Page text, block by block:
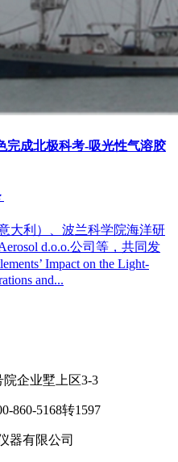
完成北极科考-吸光性气溶胶
大利）、波兰科学院海洋研
d.o.o.公司等，共同发
Impact on the Light-
and...
企业墅上区3-3
860-5168转1597
器有限公司